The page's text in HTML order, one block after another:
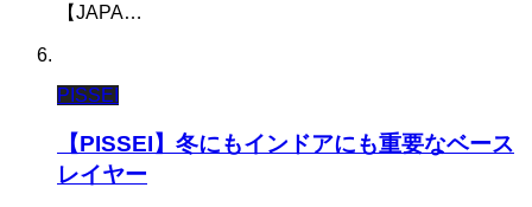
【JAPA…
PISSEI
【PISSEI】冬にもインドアにも重要なベース
レイヤー